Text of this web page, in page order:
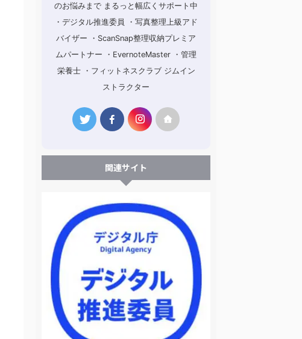
のお悩みまで まるっと幅広くサポート中
・デジタル推進委員 ・写真整理上級アド
バイザー ・ScanSnap整理収納プレミア
ムパートナー ・EvernoteMaster ・管理
栄養士 ・フィットネスクラブ ジムイン
ストラクター
関連サイト